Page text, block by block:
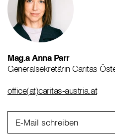
Mag.a Anna Parr
Generalsekretärin Caritas
office(at)caritas-austria.at
E-Mail schreiben